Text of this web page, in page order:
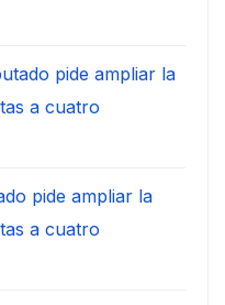
pide ampliar la
a cuatro
pide ampliar la
a cuatro